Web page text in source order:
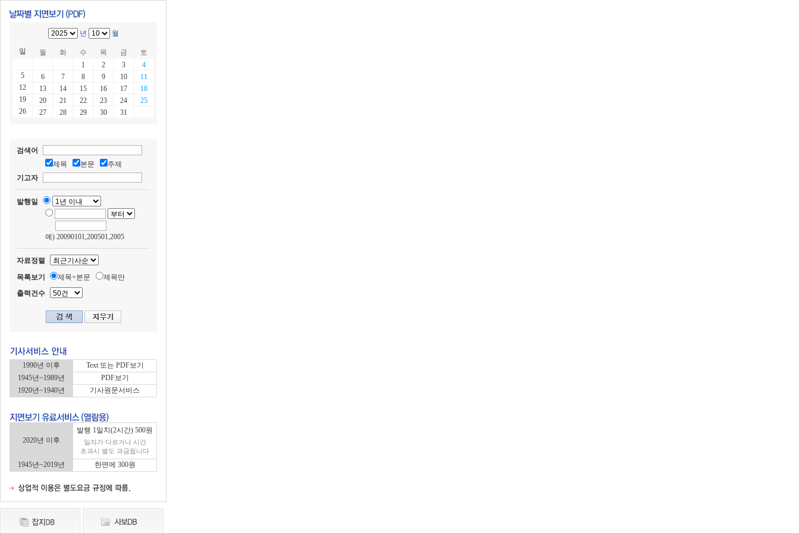
년 월
일 월 화 수 목 금
토
1
2 3
4
5
6 7 8 9 10
11
12
13 14 15 16 17
18
19
20 21 22 23 24
25
26
27 28 29 30 31
검색어
제목
본문
주제
기고자
발행일
예) 20090101,200501,2005
자료정렬
목록보기
제목+본문
제목만
출력건수
1990년 이후
Text 또는 PDF보기
1945년~1989년
PDF보기
1920년~1940년
기사원문서비스
2020년 이후
발행 1일치(2시간) 500원
일자가 다르거나 시간
초과시 별도 과금됩니다
1945년~2019년 한면에 300원